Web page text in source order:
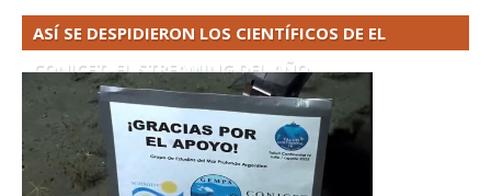
ASÍ SE DESPIDIERON LOS CIENTÍFICOS DE EL
CONICET. EL STREAMING DEL AÑO